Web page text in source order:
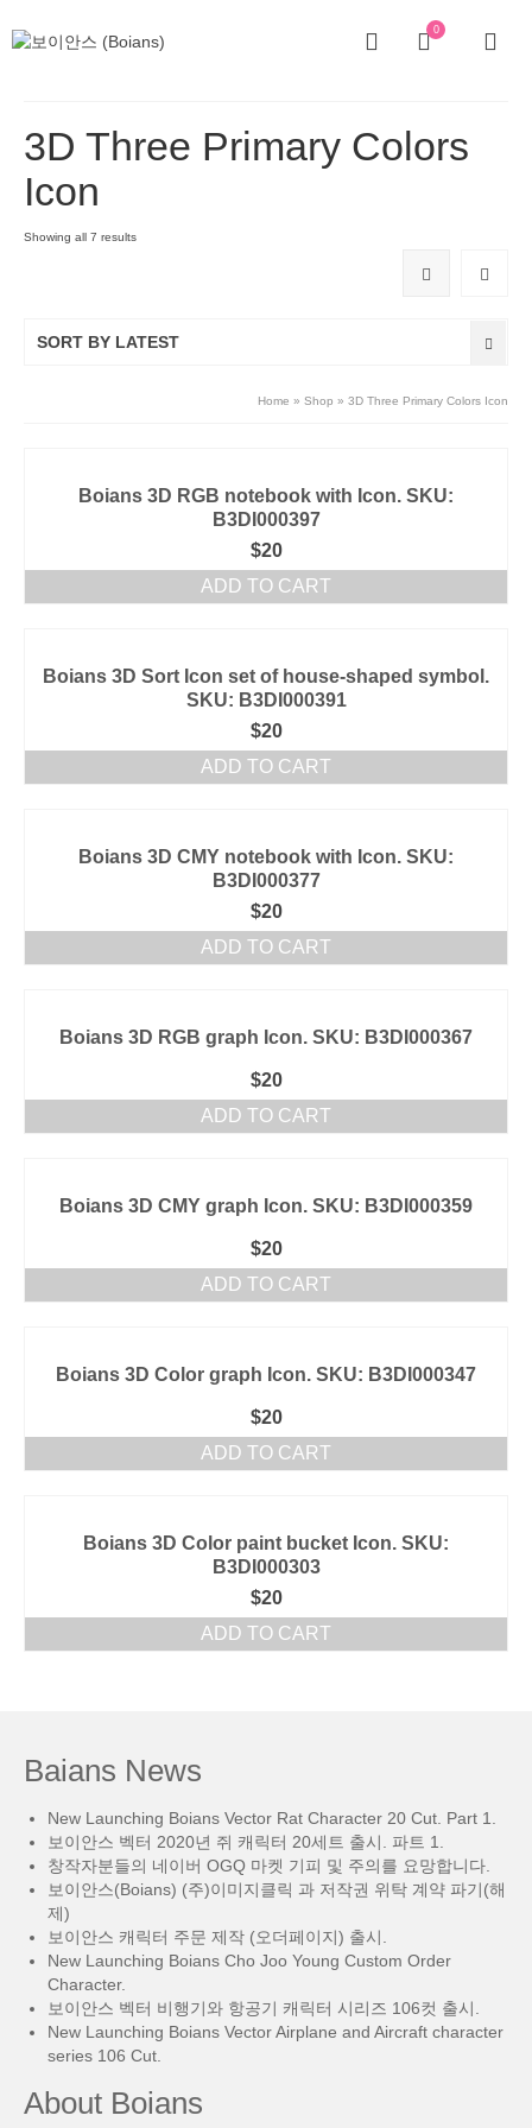
0
3D Three Primary Colors
Icon
Showing all 7 results
SORT BY LATEST
Home » Shop » 3D Three Primary Colors Icon
Boians 3D RGB notebook with Icon. SKU:
B3DI000397
$20
ADD TO CART
Boians 3D Sort Icon set of house-shaped symbol.
SKU: B3DI000391
$20
ADD TO CART
Boians 3D CMY notebook with Icon. SKU:
B3DI000377
$20
ADD TO CART
Boians 3D RGB graph Icon. SKU: B3DI000367
$20
ADD TO CART
Boians 3D CMY graph Icon. SKU: B3DI000359
$20
ADD TO CART
Boians 3D Color graph Icon. SKU: B3DI000347
$20
ADD TO CART
Boians 3D Color paint bucket Icon. SKU:
B3DI000303
$20
ADD TO CART
Baians News
New Launching Boians Vector Rat Character 20 Cut. Part 1.
보이안스 벡터 2020년 쥐 캐릭터 20세트 출시. 파트 1.
창작자분들의 네이버 OGQ 마켓 기피 및 주의를 요망합니다.
보이안스(Boians) (주)이미지클릭 과 저작권 위탁 계약 파기(해
제)
보이안스 캐릭터 주문 제작 (오더페이지) 출시.
New Launching Boians Cho Joo Young Custom Order
Character.
보이안스 벡터 비행기와 항공기 캐릭터 시리즈 106컷 출시.
New Launching Boians Vector Airplane and Aircraft character
series 106 Cut.
About Boians